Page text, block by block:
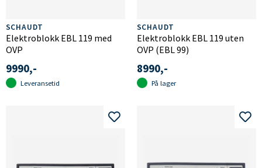
SCHAUDT
Elektroblokk EBL 119 med
OVP
9990,-
Leveransetid
SCHAUDT
Elektroblokk EBL 119 uten
OVP (EBL 99)
8990,-
På lager